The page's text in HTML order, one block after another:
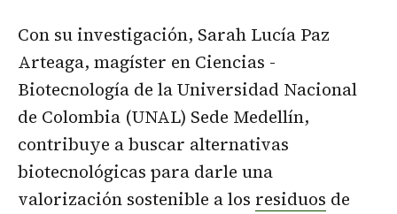
Con su investigación, Sarah Lucía Paz
Arteaga, magíster en Ciencias -
Biotecnología de la Universidad Nacional
de Colombia (UNAL) Sede Medellín,
contribuye a buscar alternativas
biotecnológicas para darle una
valorización sostenible a los residuos de